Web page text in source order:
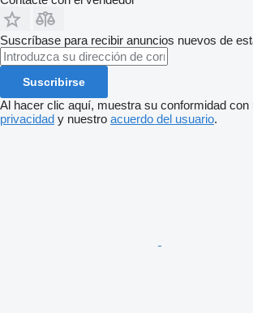
Suscríbase para recibir anuncios nuevos de
Suscribirse
Al hacer clic aquí, muestra su conformidad con
privacidad y nuestro acuerdo del usuario.